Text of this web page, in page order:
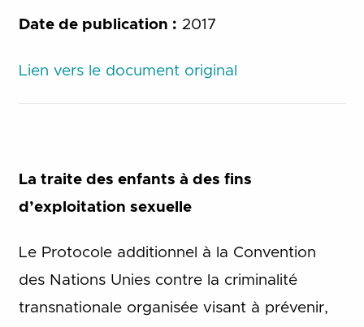
Date de publication : 2017
Lien vers le document original
La traite des enfants à des fins
d’exploitation sexuelle
Le Protocole additionnel à la Convention
des Nations Unies contre la criminalité
transnationale organisée visant à prévenir,